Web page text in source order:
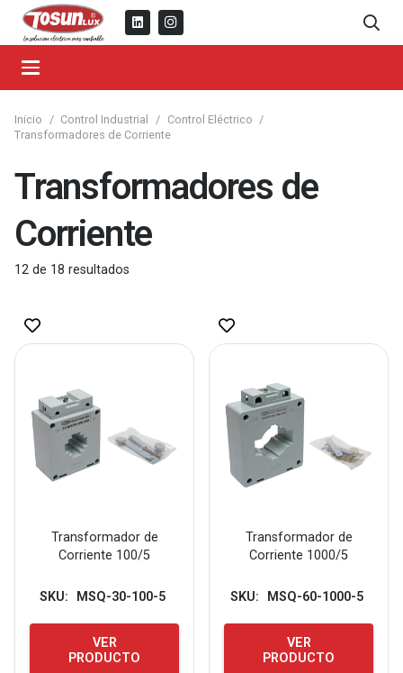
Inicio / Control Industrial / Control Eléctrico /
Transformadores de Corriente
Transformadores de
Corriente
12 de 18 resultados
Transformador de
Corriente 100/5
SKU: MSQ-30-100-5
VER
PRODUCTO
Transformador de
Corriente 1000/5
SKU: MSQ-60-1000-5
VER
PRODUCTO